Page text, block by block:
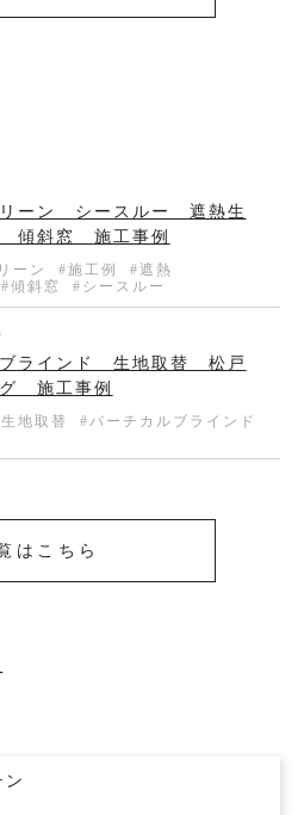
リーン シースルー 遮熱生
斜窓 施工事例
ーン #施工例
#遮熱
#傾斜窓 #シースルー
ブラインド 生地取替 松戸
施工事例
地取替
#バーチカルブラインド
はこちら
ン